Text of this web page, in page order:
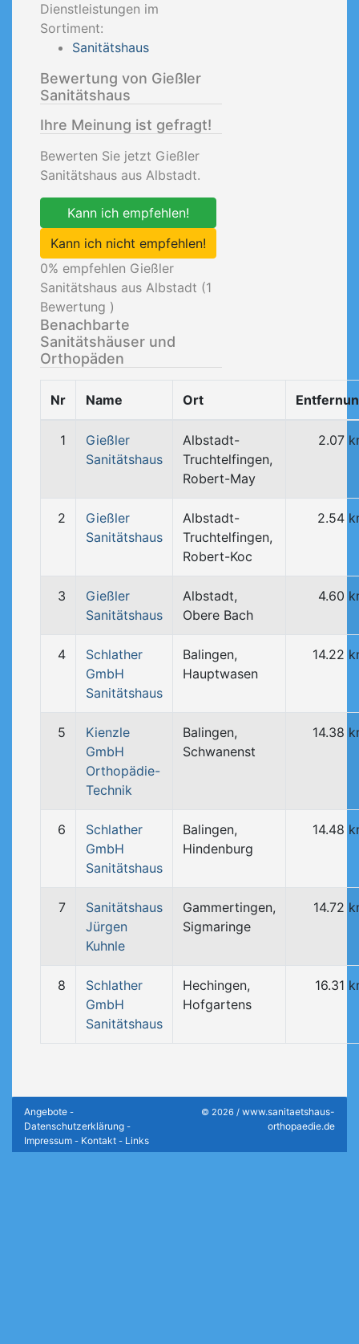
Dienstleistungen im
Sortiment:
Sanitätshaus
Bewertung von Gießler
Sanitätshaus
Ihre Meinung ist gefragt!
Bewerten Sie jetzt Gießler
Sanitätshaus aus Albstadt.
Kann ich empfehlen!
Kann ich nicht empfehlen!
0% empfehlen Gießler
Sanitätshaus aus Albstadt (1
Bewertung )
Benachbarte
Sanitätshäuser und
Orthopäden
Nr Name Ort
1
Gießler
Sanitätshaus
Albstadt-
Truchtelfingen,
Robert-May
2.07
2
Gießler
Sanitätshaus
Albstadt-
Truchtelfingen,
Robert-Koc
2.54
3
Gießler
Sanitätshaus
Albstadt,
Obere Bach
4.60
4
Schlather
GmbH
Sanitätshaus
Balingen,
Hauptwasen
14.22
5
Kienzle
GmbH
Orthopädie-
Technik
Balingen,
Schwanenst
14.38
6
Schlather
GmbH
Sanitätshaus
Balingen,
Hindenburg
14.48
7
Sanitätshaus
Jürgen
Kuhnle
Gammertingen,
Sigmaringe
14.72
8
Schlather
GmbH
Sanitätshaus
Hechingen,
Hofgartens
16.31
Angebote -
Datenschutzerklärung -
Impressum - Kontakt - Links
© 2026 / www.sanitaetshaus-
orthopaedie.de